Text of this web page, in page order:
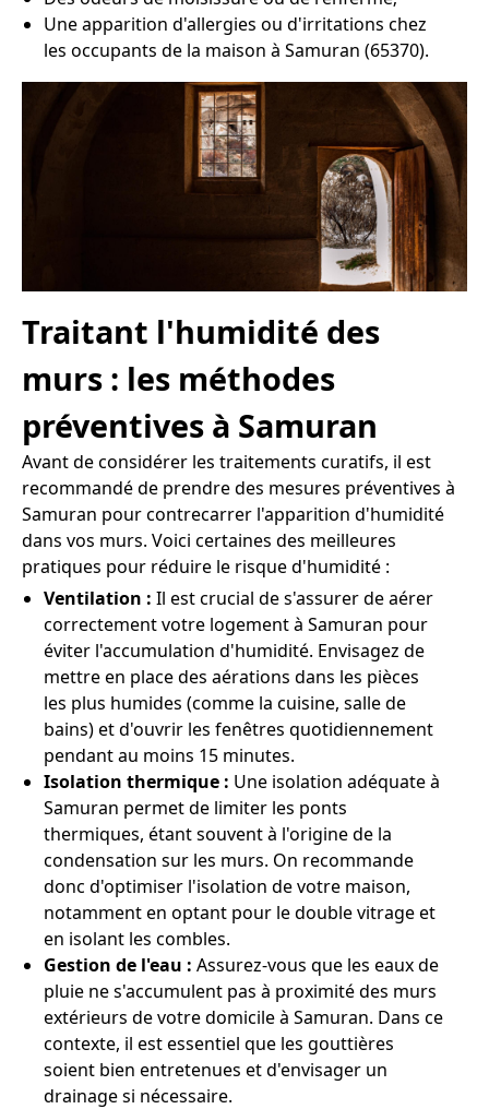
Une apparition d'allergies ou d'irritations chez
les occupants de la maison à Samuran (65370).
Traitant l'humidité des
murs : les méthodes
préventives à Samuran
Avant de considérer les traitements curatifs, il est
recommandé de prendre des mesures préventives à
Samuran pour contrecarrer l'apparition d'humidité
dans vos murs. Voici certaines des meilleures
pratiques pour réduire le risque d'humidité :
Ventilation : Il est crucial de s'assurer de aérer
correctement votre logement à Samuran pour
éviter l'accumulation d'humidité. Envisagez de
mettre en place des aérations dans les pièces
les plus humides (comme la cuisine, salle de
bains) et d'ouvrir les fenêtres quotidiennement
pendant au moins 15 minutes.
Isolation thermique : Une isolation adéquate à
Samuran permet de limiter les ponts
thermiques, étant souvent à l'origine de la
condensation sur les murs. On recommande
donc d'optimiser l'isolation de votre maison,
notamment en optant pour le double vitrage et
en isolant les combles.
Gestion de l'eau : Assurez-vous que les eaux de
pluie ne s'accumulent pas à proximité des murs
extérieurs de votre domicile à Samuran. Dans ce
contexte, il est essentiel que les gouttières
soient bien entretenues et d'envisager un
drainage si nécessaire.